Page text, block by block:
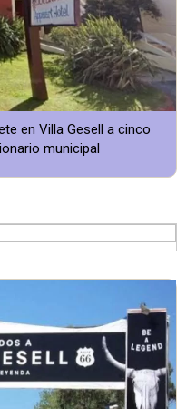
en Villa Gesell a cinco
municipal